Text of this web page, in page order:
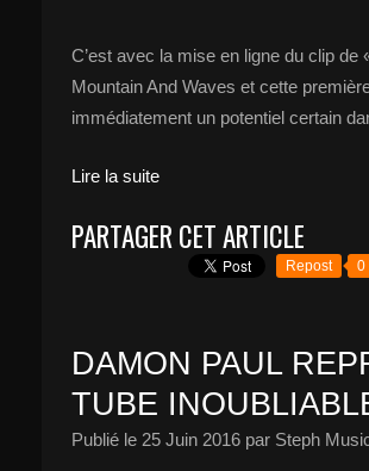
C’est avec la mise en ligne du clip
Mountain And Waves et cette
immédiatement un potentiel certain
Lire la suite
PARTAGER CET ARTICLE
Repost 0
DAMON PAUL
TUBE
Publié le 25 Juin 2016 par Steph